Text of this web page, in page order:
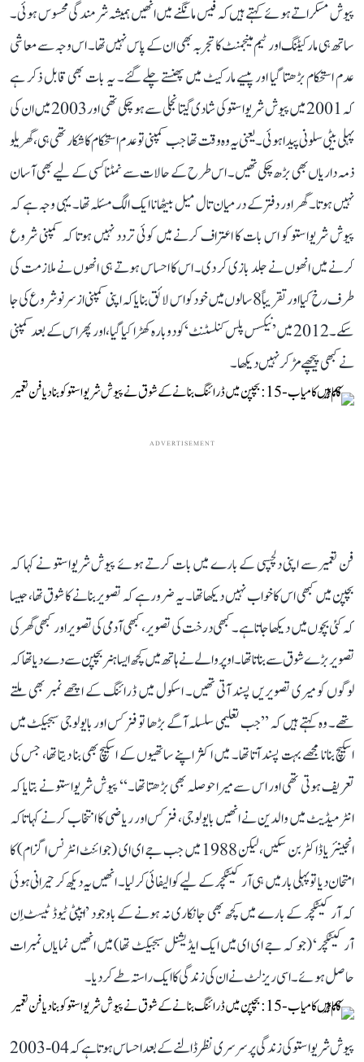
پیوش مسکراتے ہوئے کہتے ہیں کہ فیس مانگنے میں انھیں ہمیشہ شرمندگی محسوس ہوئی۔
ساتھ ہی مارکیٹنگ اور ٹیم مینجمنٹ کا تجربہ بھی ان کے پاس نہیں تھا۔ اس وجہ سے معاشی
عدم استحکام بڑھتا گیا اور پیسے مارکیٹ میں پھنستے چلے گئے۔ یہ بات بھی قابل ذکر ہے
کہ 2001 میں پیوش شریواستو کی شادی گیتانجلی سے ہو چکی تھی اور 2003 میں ان کی
پہلی بیٹی سلونی پیدا ہوئی۔ یعنی یہ وہ وقت تھا جب کمپنی تو عدم استحکام کا شکار تھی ہی، گھریلو
ذمہ داریاں بھی بڑھ چکی تھیں۔ اس طرح کے حالات سے نمٹنا کسی کے لیے بھی آسان
نہیں ہوتا۔ گھر اور دفتر کے درمیان تال میل بیٹھانا ایک الگ مسئلہ تھا۔ یہی وجہ ہے کہ
پیوش شریواستو کو اس بات کا اعتراف کرنے میں کوئی تردد نہیں ہوتا کہ کمپنی شروع
کرنے میں انھوں نے جلد بازی کر دی۔ اس کا احساس ہوتے ہی انھوں نے ملازمت کی
طرف رخ کیا اور تقریباً 8 سالوں میں خود کو اس لائق بنایا کہ اپنی کمپنی از سر نو شروع کی جا
سکے۔ 2012 میں ’نیکسس پلس کنلسٹنٹ‘ کو دوبارہ کھڑا کیا گیا، اور پھر اس کے بعد کمپنی
نے کبھی پیچھے مڑ کر نہیں دیکھا۔
ADVERTISEMENT
فن تعمیر سے اپنی دلچسپی کے بارے میں بات کرتے ہوئے پیوش شریواستو نے کہا کہ
بچپن میں کبھی اس کا خواب نہیں دیکھا تھا۔ یہ ضرور ہے کہ تصویر بنانے کا شوق تھا، جیسا
کہ کئی بچوں میں دیکھا جاتا ہے۔ کبھی درخت کی تصویر، کبھی آدمی کی تصویر اور کبھی گھر کی
تصویر بڑے شوق سے بناتا تھا۔ اوپر والے نے ہاتھ میں کچھ ایسا ہنر بچپن سے دے دیا تھا کہ
لوگوں کو میری تصویریں پسند آتی تھیں۔ اسکول میں ڈرائنگ کے اچھے نمبر بھی ملتے
تھے۔ وہ کہتے ہیں کہ ’’جب تعلیمی سلسلہ آگے بڑھا تو فزکس اور بایولوجی سبجیکٹ میں
اسکیچ بنانا مجھے بہت پسند آتا تھا۔ میں اکثر اپنے ساتھیوں کے اسکیچ بھی بنا دیتا تھا، جس کی
تعریف ہوتی تھی اور اس سے میرا حوصلہ بھی بڑھتا تھا۔‘‘ پیوش شریواستو نے بتایا کہ
انٹرمیڈیٹ میں والدین نے انھیں بایولوجی، فزکس اور ریاضی کا انتخاب کرنے کہا تاکہ
انجینئر یا ڈاکٹر بن سکیں، لیکن 1988 میں جب جے ای ای (جوائنٹ انٹرنس اگزام) کا
امتحان دیا تو پہلی بار میں ہی آرکیٹکچر کے لیے کوالیفائی کر لیا۔ انھیں یہ دیکھ کر حیرانی ہوئی
کہ آرکیٹکچر کے بارے میں کچھ بھی جانکاری نہ ہونے کے باوجود ’ایپٹی ٹیوڈ ٹیسٹ اِن
آرکیٹکچر‘ (جو کہ جے ای ای میں ایک ایڈیشنل سبجیکٹ تھا) میں انھیں نمایاں نمبرات
حاصل ہوئے۔ اسی ریزلٹ نے ان کی زندگی کا ایک راستہ طے کر دیا۔
پیوش شریواستو کی زندگی پر سرسری نظر ڈالنے کے بعد احساس ہوتا ہے کہ 04-2003